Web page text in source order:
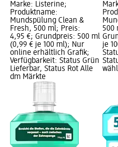
Marke: Listerine;
Produktname:
Mundspülung Clean &
Fresh, 500 ml; Preis:
4,95 €; Grundpreis: 500 ml
(0,99 € je 100 ml); Nur
online erhältlich Grafik;
Verfügbarkeit: Status Grün
Lieferbar, Status Rot Alle
dm Märkte
500
je